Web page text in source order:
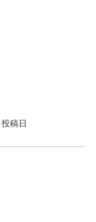
投稿日